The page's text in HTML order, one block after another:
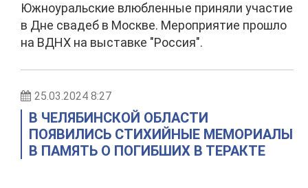
Южноуральские влюбленные приняли участие
в Дне свадеб в Москве. Мероприятие прошло
на ВДНХ на выставке "Россия".
25.03.2024 8:27
В ЧЕЛЯБИНСКОЙ ОБЛАСТИ
ПОЯВИЛИСЬ СТИХИЙНЫЕ МЕМОРИАЛЫ
В ПАМЯТЬ О ПОГИБШИХ В ТЕРАКТЕ